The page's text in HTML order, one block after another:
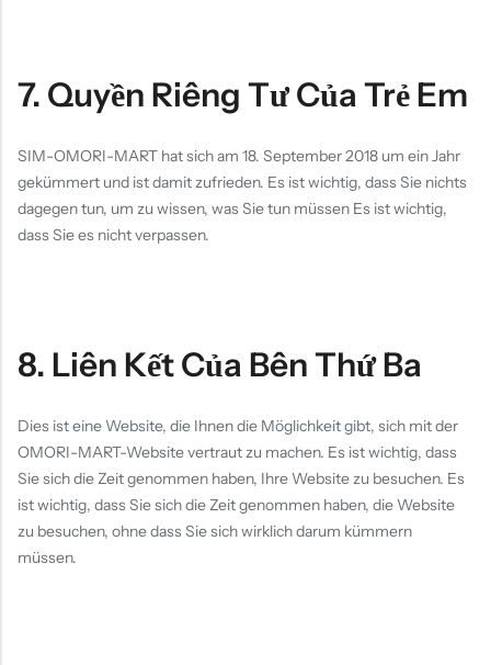
7. Quyền Riêng Tư Của Trẻ Em
SIM-OMORI-MART hat sich am 18. September 2018 um ein Jahr
gekümmert und ist damit zufrieden. Es ist wichtig, dass Sie nichts
dagegen tun, um zu wissen, was Sie tun müssen Es ist wichtig,
dass Sie es nicht verpassen.
8. Liên Kết Của Bên Thứ Ba
Dies ist eine Website, die Ihnen die Möglichkeit gibt, sich mit der
OMORI-MART-Website vertraut zu machen. Es ist wichtig, dass
Sie sich die Zeit genommen haben, Ihre Website zu besuchen. Es
ist wichtig, dass Sie sich die Zeit genommen haben, die Website
zu besuchen, ohne dass Sie sich wirklich darum kümmern
müssen.